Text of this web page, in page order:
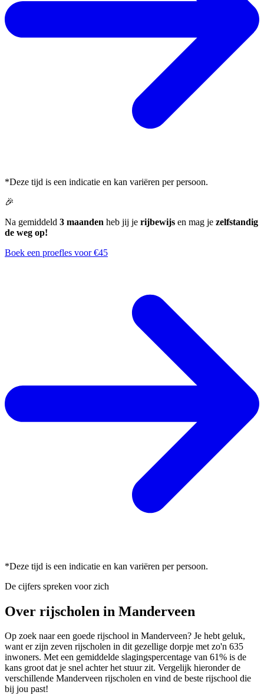
*Deze tijd is een indicatie en kan variëren per persoon.
🎉
Na gemiddeld 3 maanden heb jij je rijbewijs en mag je zelfstandig
de weg op!
Boek een proefles voor €45
*Deze tijd is een indicatie en kan variëren per persoon.
De cijfers spreken voor zich
Over rijscholen in Manderveen
Op zoek naar een goede rijschool in Manderveen? Je hebt geluk,
want er zijn zeven rijscholen in dit gezellige dorpje met zo'n 635
inwoners. Met een gemiddelde slagingspercentage van 61% is de
kans groot dat je snel achter het stuur zit. Vergelijk hieronder de
verschillende Manderveen rijscholen en vind de beste rijschool die
bij jou past!